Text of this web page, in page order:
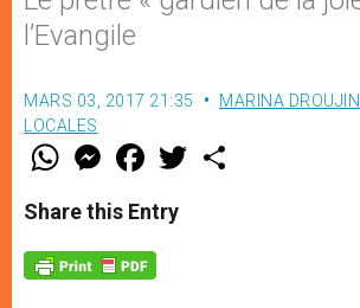
l’Evangile
MARS 03, 2017 21:35 MARINA
LOCALES
W
t
s
p
p
M
e
s
e
g
e
F
a
e
b
o
k
w
Share this Entry